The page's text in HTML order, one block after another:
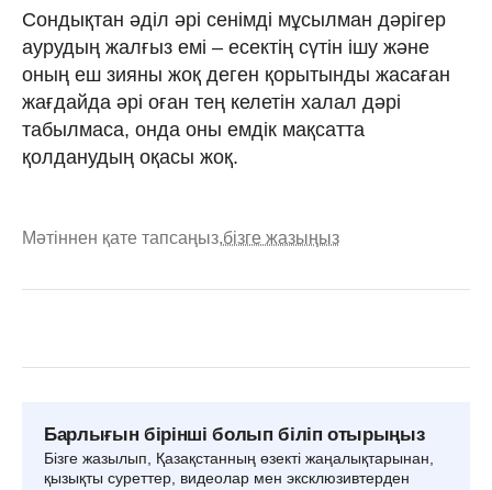
Сондықтан әділ әрі сенімді мұсылман дәрігер
аурудың жалғыз емі – есектің сүтін ішу және
оның еш зияны жоқ деген қорытынды жасаған
жағдайда әрі оған тең келетін халал дәрі
табылмаса, онда оны емдік мақсатта
қолданудың оқасы жоқ.
Мәтіннен қате тапсаңыз,бізге жазыңыз
Барлығын бірінші болып біліп отырыңыз
Бізге жазылып, Қазақстанның өзекті жаңалықтарынан,
қызықты суреттер, видеолар мен эксклюзивтерден